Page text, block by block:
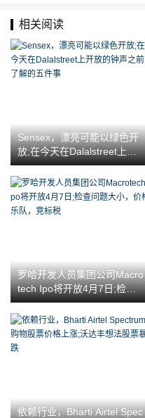
相关阅读
Sensex，漂亮可能以绿色开
放;在今天在Dalalstreet上开
放的钟声之前了解的五件事
罗哈开发人员集团公司Macro
tech Ipo将开放4月7日;检查
问题大小，价格乐队，竞标
税
依赖行业，Bharti Airtel Spec